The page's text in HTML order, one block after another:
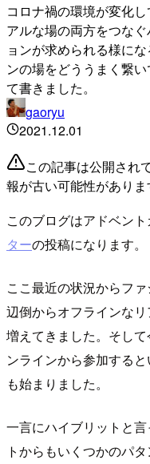
コロナ禍の環境が変化
アルな場の両方をつな
ョンが求められる様に
ンの場をどううまく繋
て書きました。
gaoryu
2021.12.01
この記事は公開され
報が古い可能性がありま
このブログはアドベン
ターの投稿になります。
ここ最近の状況からフ
辺倒からオフラインな
増えてきました。そし
ンラインから参加する
も始まりました。
一言にハイブリットと
トからもいくつかのパ